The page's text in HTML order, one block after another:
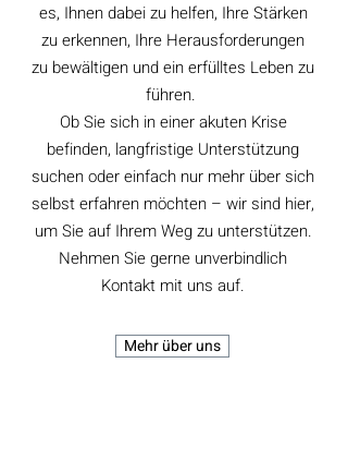
es, Ihnen dabei zu helfen, Ihre Stärken
zu erkennen, Ihre Herausforderungen
zu bewältigen und ein erfülltes Leben zu
führen.
Ob Sie sich in einer akuten Krise
befinden, langfristige Unterstützung
suchen oder einfach nur mehr über sich
selbst erfahren möchten – wir sind hier,
um Sie auf Ihrem Weg zu unterstützen.
Nehmen Sie gerne unverbindlich
Kontakt mit uns auf.
Mehr über uns